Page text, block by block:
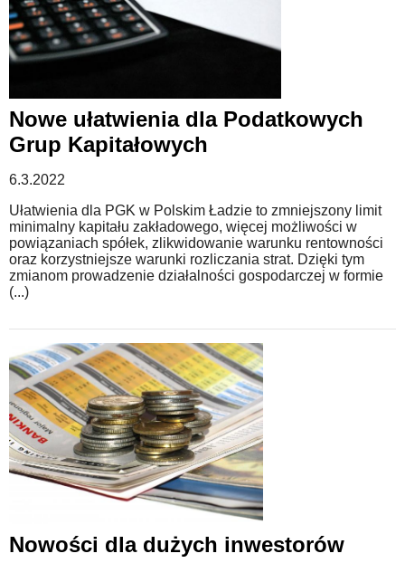
Nowe ułatwienia dla Podatkowych
Grup Kapitałowych
6.3.2022
Ułatwienia dla PGK w Polskim Ładzie to zmniejszony limit
minimalny kapitału zakładowego, więcej możliwości w
powiązaniach spółek, zlikwidowanie warunku rentowności
oraz korzystniejsze warunki rozliczania strat. Dzięki tym
zmianom prowadzenie działalności gospodarczej w formie
(...)
Nowości dla dużych inwestorów